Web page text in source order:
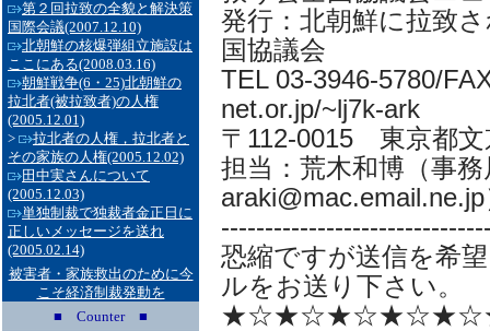
第２回拉致の全貌と解決策
国際会議(2007.12.10)
北朝鮮の核爆弾組立施設は
ここにある(2008.03.16)
朝鮮戦争(6・25)北朝鮮の
拉北者(被拉致者)の人権
(2005.12.01)
>
拉北者の人権，拉北者と
その家族の人権(2005.12.02)
田中実さんについて
(2005.12.03)
単独制裁で独裁者金正日に
正しいメッセージを送れ
(2005.02.14)
被害者・家族救出のために今
こそ経済制裁発動を
■ Counter ■
発行：北朝鮮に拉致
国協議会
TEL 03-3946-5780/
net.or.jp/~lj7k-ark
〒112-0015 東京都
担当：荒木和博（事
恐縮ですが送信を希
ルをお送り下さい。